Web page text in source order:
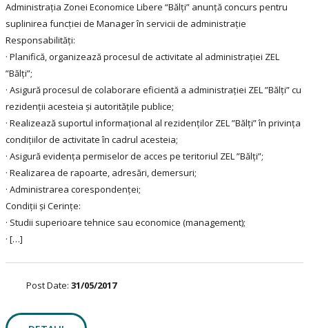
Administrația Zonei Economice Libere “Bălți” anunță concurs pentru
suplinirea funcției de Manager în servicii de administrație
Responsabilități:
· Planifică, organizează procesul de activitate al administrației ZEL
”Bălți”;
· Asigură procesul de colaborare eficientă a administrației ZEL ”Bălți” cu
rezidenții acesteia și autoritățile publice;
· Realizează suportul informațional al rezidenților ZEL ”Bălți” în privința
condițiilor de activitate în cadrul acesteia;
· Asigură evidența permiselor de acces pe teritoriul ZEL ”Bălți”;
· Realizarea de rapoarte, adresări, demersuri;
· Administrarea corespondenţei;
Condiții și Cerințe:
· Studii superioare tehnice sau economice (management);
· […]
Post Date: 31/05/2017